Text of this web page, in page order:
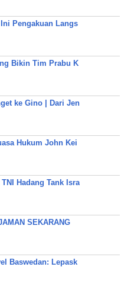
Pengakuan Langs
Bikin Tim Prabu K
ke Gino | Dari Jen
Hukum John Kei
Hadang Tank Isra
SEKARANG
Baswedan: Lepask